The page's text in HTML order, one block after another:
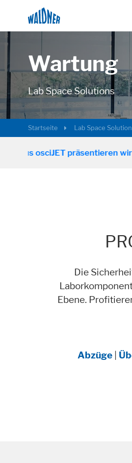
Wartung
Lab Space Solutions
Startseite Lab Space
präsentieren wir die
Die
Ebene.
Abzüge
Beinhaltet